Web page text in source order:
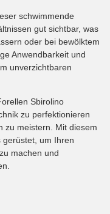
schwimmende
gut sichtbar, was
oder bei bewölktem
Anwendbarkeit und
unverzichtbaren
Sbirolino
zu perfektionieren
zu meistern. Mit diesem
gerüstet, um Ihren
machen und